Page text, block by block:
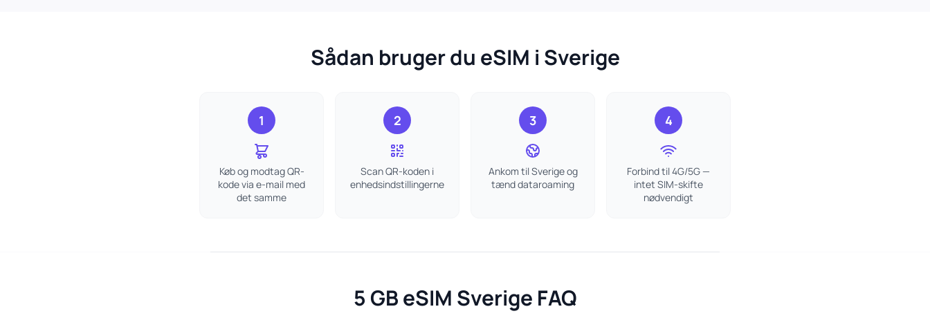
Sådan bruger du eSIM i Sverige
1
Køb og modtag QR-
kode via e-mail med
det samme
2
Scan QR-koden i
enhedsindstillingerne
3
Ankom til Sverige og
tænd dataroaming
4
Forbind til 4G/5G —
intet SIM-skifte
nødvendigt
5 GB eSIM Sverige FAQ